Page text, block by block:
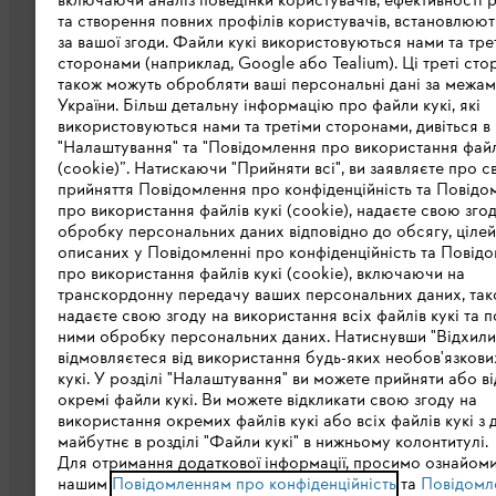
Про компанію STIHL
STIHL в світі
STIHL в Україні
Завантажити каталог
STIHL Integrity Line
Політика конфіденційності Вихідні
та створення повних профілів користувачів,
за вашої згоди. Файли кукі використовуються нами та
сторонами (наприклад, Google або Tealium). Ці треті
також можуть обробляти ваші персональні дані за
України. Більш детальну інформацію про файли кукі, які
використовуються нами та третіми сторонами, дивіться в
"Налаштування" та "Повідомлення про використання
(cookie)”. Натискаючи "Прийняти всі", ви заявляєте про
прийняття Повідомлення про конфіденційність та
про використання файлів кукі (cookie), надаєте свою
обробку персональних даних відповідно до обсягу,
описаних у Повідомленні про конфіденційність та
про використання файлів кукі (cookie), включаючи на
транскордонну передачу ваших персональних даних,
надаєте свою згоду на використання всіх файлів кукі та
ними обробку персональних даних. Натиснувши
відмовляєтеся від використання будь-яких
кукі. У розділі "Налаштування" ви можете прийняти або
окремі файли кукі. Ви можете відкликати свою згоду на
використання окремих файлів кукі або всіх файлів кукі з
майбутнє в розділі "Файли кукі" в нижньому колонтитулі.
Для отримання додаткової інформації, просимо
нашим Повідомленням про конфіденційністьта